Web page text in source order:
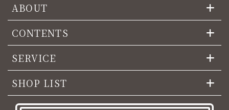
ABOUT
CONTENTS
SERVICE
SHOP LIST